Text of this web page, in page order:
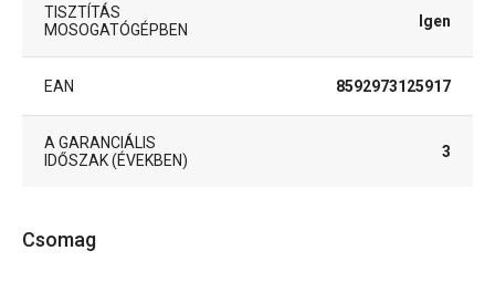
TISZTÍTÁS
MOSOGATÓGÉPBEN
Igen
EAN 8592973125917
A GARANCIÁLIS
IDŐSZAK (ÉVEKBEN)
3
Csomag